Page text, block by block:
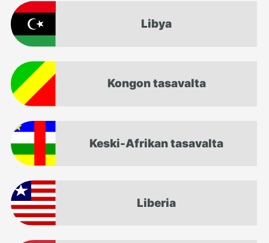
Libya
Kongon tasavalta
Keski-Afrikan tasavalta
Liberia